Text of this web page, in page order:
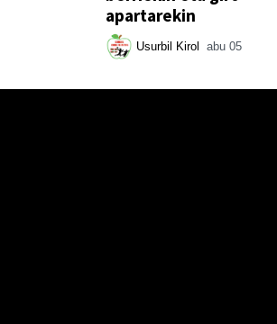
apartarekin
Usurbil Kirol abu 05